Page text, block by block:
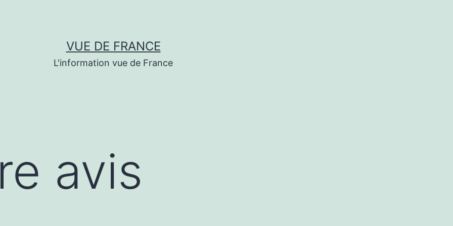
VUE DE FRANCE
L'information vue de France
avis